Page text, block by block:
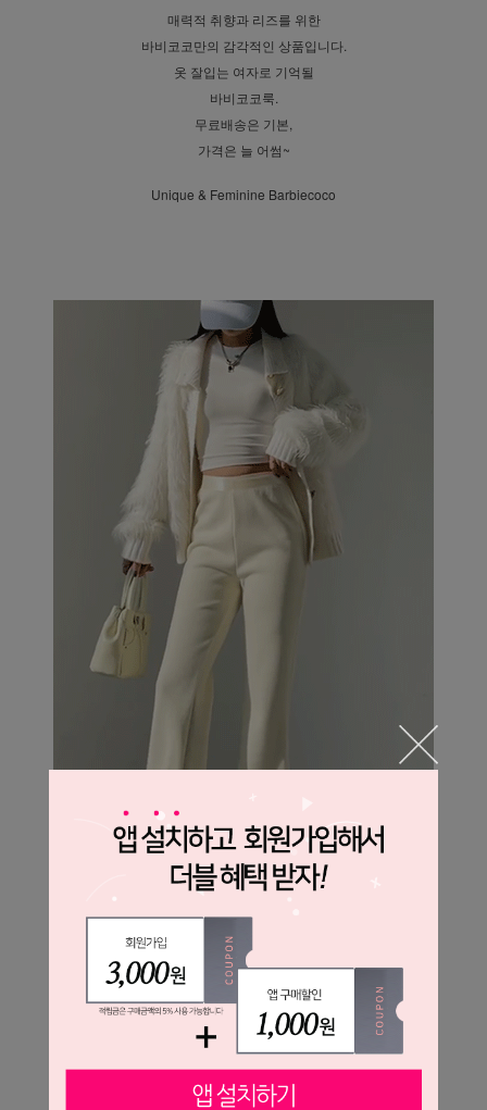
매력적 취향과 리즈를 위한
바비코코만의 감각적인 상품입니다.
옷 잘입는 여자로 기억될
바비코코룩.
무료배송은 기본,
가격은 늘 어썸~
Unique & Feminine Barbiecoco